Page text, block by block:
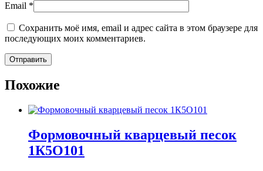
Email *
Сохранить моё имя, email и адрес сайта в этом браузере для
последующих моих комментариев.
Похожие
Формовочный кварцевый песок
1К5О101